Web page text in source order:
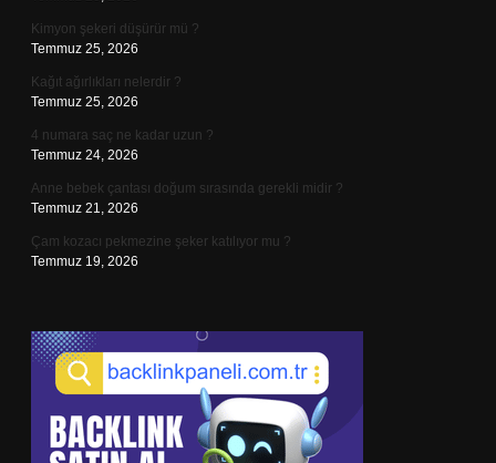
Kimyon şekeri düşürür mü ?
Temmuz 25, 2026
Kağıt ağırlıkları nelerdir ?
Temmuz 25, 2026
4 numara saç ne kadar uzun ?
Temmuz 24, 2026
Anne bebek çantası doğum sırasında gerekli midir ?
Temmuz 21, 2026
Çam kozacı pekmezine şeker katılıyor mu ?
Temmuz 19, 2026